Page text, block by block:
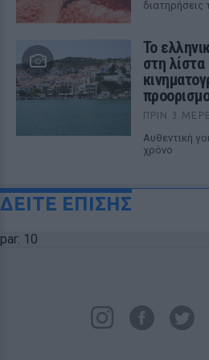
Το
στη
ΠΡΙΝ 3
Αυθεντική
χρόνο
ΔΕΙΤΕ ΕΠΙΣΗΣ
par: 10